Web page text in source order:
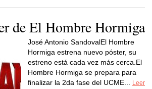
de El Hombre Hormiga
José Antonio SandovalEl Hombre
Hormiga estrena nuevo póster, su
estreno está cada vez más cerca.El
Hombre Hormiga se prepara para
finalizar la 2da fase del UCME...
Leer